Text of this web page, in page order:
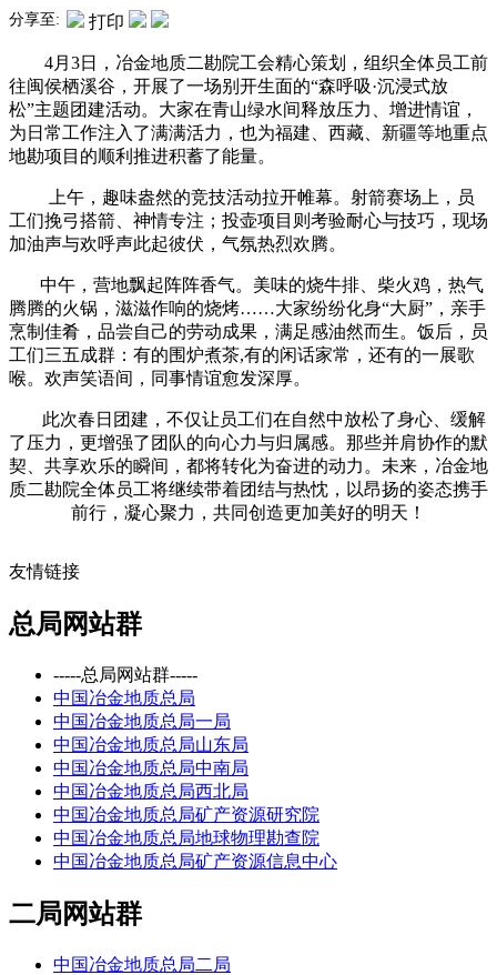
分享至: 打印
4月3日，冶金地质二勘院工会精心策划，组织全体员工前
往闽侯栖溪谷，开展了一场别开生面的“森呼吸·沉浸式放
松”主题团建活动。大家在青山绿水间释放压力、增进情谊，
为日常工作注入了满满活力，也为福建、西藏、新疆等地重点
地勘项目的顺利推进积蓄了能量。
上午，趣味盎然的竞技活动拉开帷幕。射箭赛场上，员
工们挽弓搭箭、神情专注；投壶项目则考验耐心与技巧，现场
加油声与欢呼声此起彼伏，气氛热烈欢腾。
中午，营地飘起阵阵香气。美味的烧牛排、柴火鸡，热气
腾腾的火锅，滋滋作响的烧烤……大家纷纷化身“大厨”，亲手
烹制佳肴，品尝自己的劳动成果，满足感油然而生。饭后，员
工们三五成群：有的围炉煮茶,有的闲话家常，还有的一展歌
喉。欢声笑语间，同事情谊愈发深厚。
此次春日团建，不仅让员工们在自然中放松了身心、缓解
了压力，更增强了团队的向心力与归属感。那些并肩协作的默
契、共享欢乐的瞬间，都将转化为奋进的动力。未来，冶金地
质二勘院全体员工将继续带着团结与热忱，以昂扬的姿态携手
前行，凝心聚力，共同创造更加美好的明天！
友情链接
总局网站群
-----总局网站群-----
中国冶金地质总局
中国冶金地质总局一局
中国冶金地质总局山东局
中国冶金地质总局中南局
中国冶金地质总局西北局
中国冶金地质总局矿产资源研究院
中国冶金地质总局地球物理勘查院
中国冶金地质总局矿产资源信息中心
二局网站群
中国冶金地质总局二局